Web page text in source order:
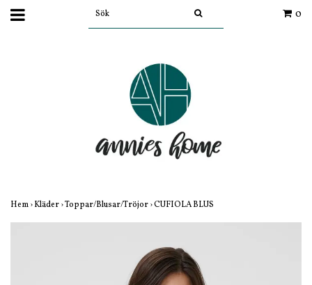
0
Hem›Kläder›Toppar/Blusar/Tröjor›CUFIOLA BLUS